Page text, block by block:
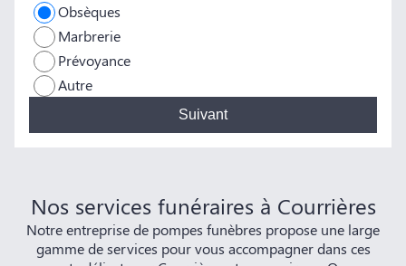
Obsèques
Marbrerie
Prévoyance
Autre
Suivant
Nos services funéraires à Courrières
Notre entreprise de pompes funèbres propose une large
gamme de services pour vous accompagner dans ces